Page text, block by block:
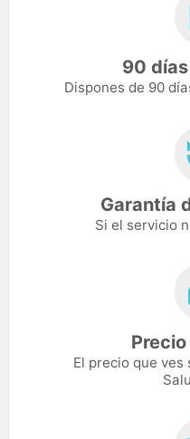
90
Dispones de 90
Garantía
Si el servicio
El precio que